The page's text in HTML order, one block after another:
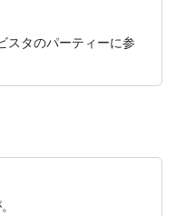
タのパーティーに参